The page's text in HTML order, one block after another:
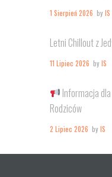
1 Sierpień 2026 byIS
Letni Chillout z
11 Lipiec 2026 byIS
Informacja
Rodziców
2 Lipiec 2026 byIS